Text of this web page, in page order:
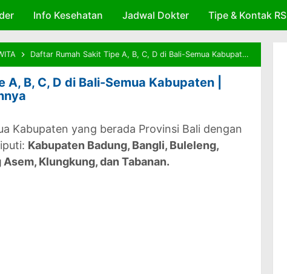
Skip to main content
Info Kesehatan Jadwal Dokter Tipe & Kontak RS
Daftar Rumah Sakit Tipe A, B, C, D di Bali-Semua Kabupaten | Alamat dan Kepemilikannya
B, C, D di Bali-Semua Kabupaten |
Kabupaten yang berada Provinsi Bali dengan
Kabupaten Badung, Bangli, Buleleng,
Klungkung, dan Tabanan.